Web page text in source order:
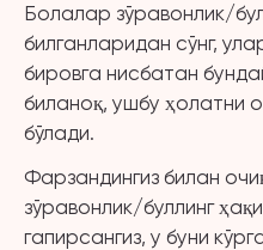
Болалар зўравонлик/
билганларидан сўнг,
бировга нисбатан
биланоқ, ушбу ҳолатни
бўлади.
Фарзандингиз билан
зўравонлик/буллинг
гапирсангиз, у буни